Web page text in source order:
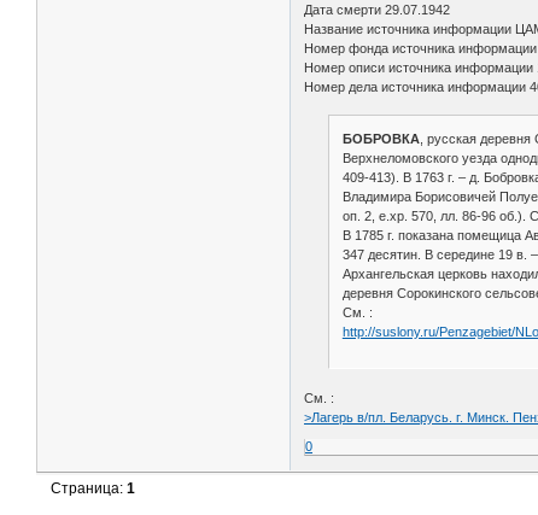
Дата смерти 29.07.1942
Название источника информации
Номер фонда источника
Номер описи источника информации
Номер дела источника информации
БОБРОВКА, русская деревня
Верхнеломовского уезда
409-413). В 1763 г. – д.
Владимира Борисовичей
оп. 2, е.хр. 570, лл. 86-96 об.).
В 1785 г. показана помещица
347 десятин. В середине 19 в.
Архангельская церковь
деревня Сорокинского
См. :
http://suslony.ru/Penzagebiet/
См. :
>Лагерь в/пл. Беларусь. г. Минск.
0
Страница:1